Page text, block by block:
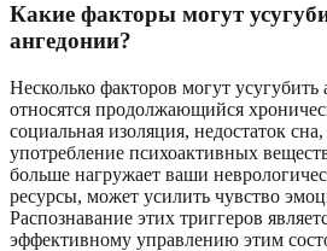
Какие факторы могут
ангедонии?
Несколько факторов могут
относятся продолжающийся
социальная изоляция, недостаток
употребление психоактивных
больше нагружает ваши
ресурсы, может усилить чувство
Распознавание этих триггеров
эффективному управлению этим